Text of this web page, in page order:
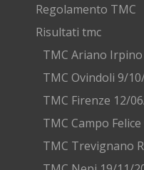
Regolamento TMC
Risultati tmc
TMC Ariano
TMC Ovindoli 9/
TMC Firenze 12/
TMC Campo
TMC Trevignano